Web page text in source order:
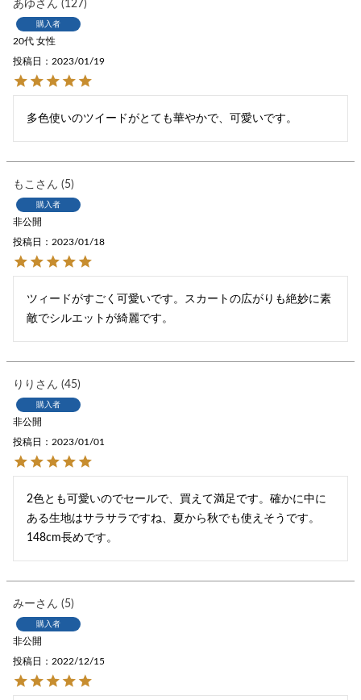
あゆ 127
購入者
20代 女性
投稿日 2023/01/19
多色使いのツイードがとても華やかで、可愛いです。
もこ 5
購入者
非公開
投稿日 2023/01/18
ツィードがすごく可愛いです。スカートの広がりも絶妙に素
りり 45
購入者
非公開
投稿日 2023/01/01
2色とも可愛いのでセールで、買えて満足です。確かに中に
ある生地はサラサラですね、夏から秋でも使えそうです。
148cm長めです。
みー 5
購入者
非公開
投稿日 2022/12/15